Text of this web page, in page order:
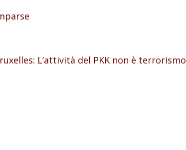
L’attività del PKK non è terrorismo